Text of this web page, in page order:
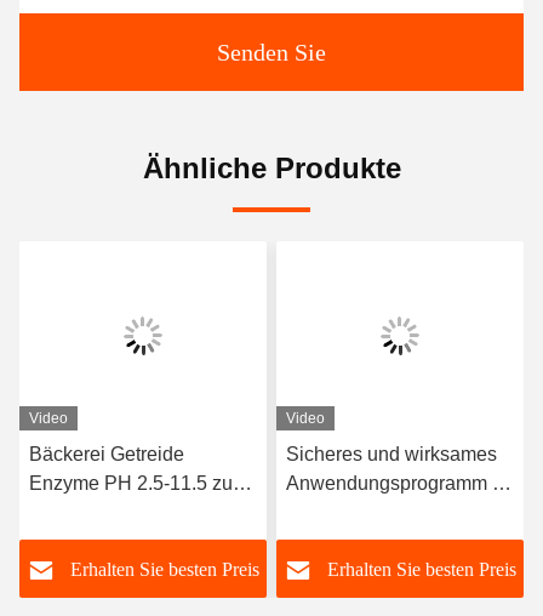
Senden Sie
Ähnliche Produkte
Video
Bäckerei Getreide
Enzyme PH 2.5-11.5 zur
Resistenz von Buns
gegen Aufwachen und
Wiederdämpfen
Erhalten Sie besten Preis
Video
Sicheres und wirksames
Anwendungsprogramm für
Weißpulver/Flüssigkeit
Erhalten Sie besten Preis